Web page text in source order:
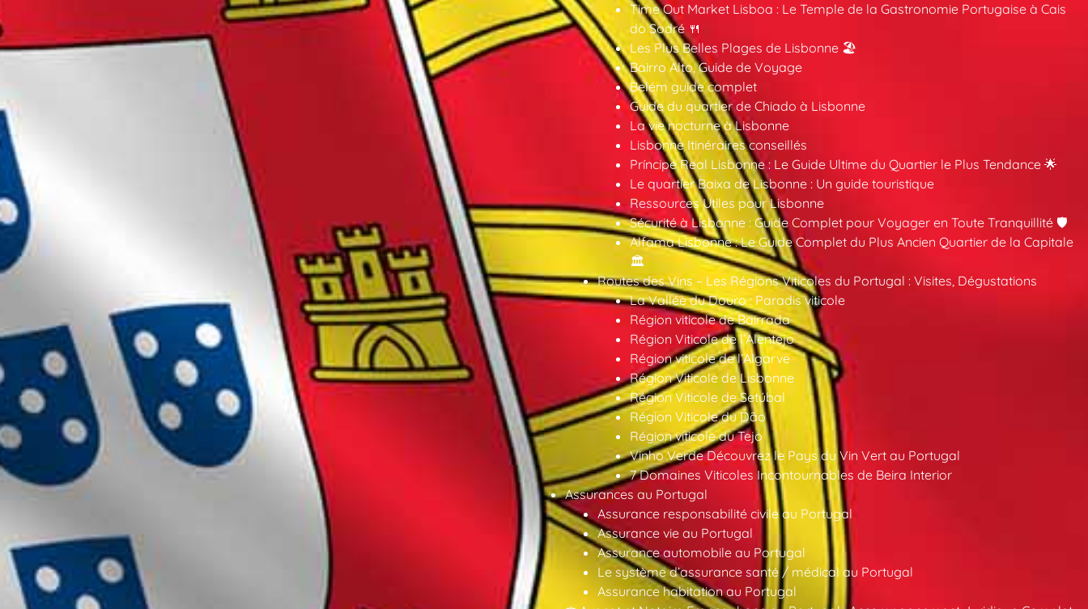
Time Out Market Lisboa : Le Temple de la Gastronomie Portugaise à Cais
do Sodré 🍴
Les Plus Belles Plages de Lisbonne 🏖️
Bairro Alto, Guide de Voyage
Belém guide complet
Guide du quartier de Chiado à Lisbonne
La vie nocturne à Lisbonne
Lisbonne Itinéraires conseillés
Príncipe Real Lisbonne : Le Guide Ultime du Quartier le Plus Tendance 🌟
Le quartier Baixa de Lisbonne : Un guide touristique
Ressources Utiles pour Lisbonne
Sécurité à Lisbonne : Guide Complet pour Voyager en Toute Tranquillité 🛡️
Alfama Lisbonne : Le Guide Complet du Plus Ancien Quartier de la Capitale
🏛️
Routes des Vins – Les Régions Viticoles du Portugal : Visites, Dégustations
La Vallée du Douro : Paradis viticole
Région viticole de Bairrada
Région Viticole de l’Alentejo
Région viticole de l’Algarve
Région Viticole de Lisbonne
Région Viticole de Setúbal
Région Viticole du Dão
Région viticole du Tejo
Vinho Verde Découvrez le Pays du Vin Vert au Portugal
7 Domaines Viticoles Incontournables de Beira Interior
Assurances au Portugal
Assurance responsabilité civile au Portugal
Assurance vie au Portugal
Assurance automobile au Portugal
Le système d’assurance santé / médical au Portugal
Assurance habitation au Portugal